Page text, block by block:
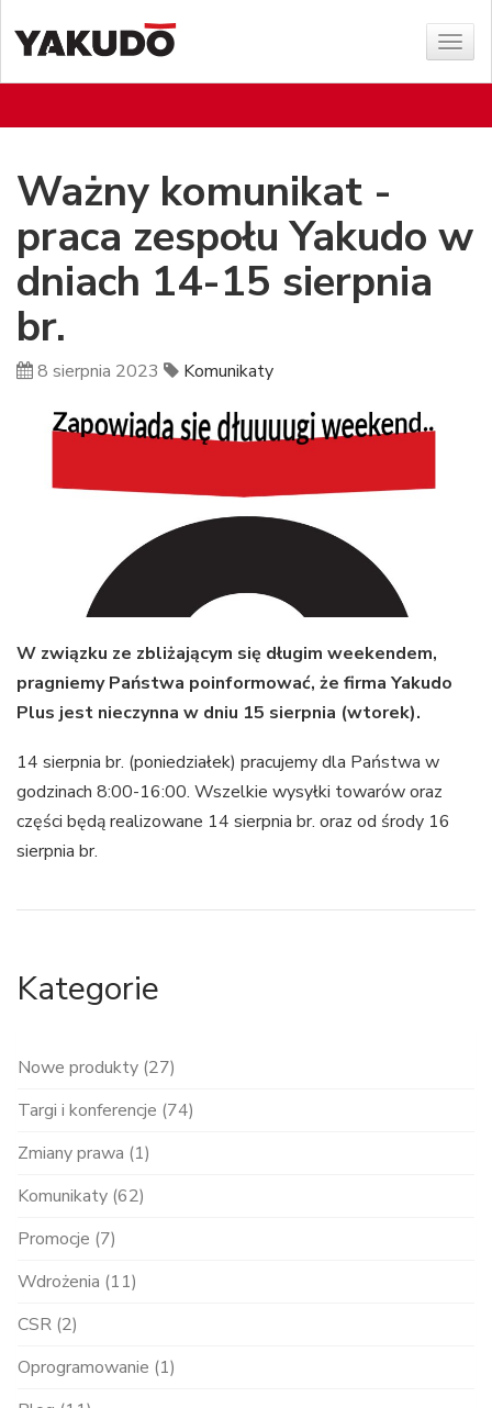
menu
Ważny komunikat -
praca zespołu Yakudo w
dniach 14-15 sierpnia
br.
8 sierpnia 2023 Komunikaty
W związku ze zbliżającym się długim weekendem,
pragniemy Państwa poinformować, że firma Yakudo
Plus jest nieczynna w dniu 15 sierpnia (wtorek).
14 sierpnia br. (poniedziałek) pracujemy dla Państwa w
godzinach 8:00-16:00. Wszelkie wysyłki towarów oraz
części będą realizowane 14 sierpnia br. oraz od środy 16
sierpnia br.
Kategorie
Nowe produkty (27)
Targi i konferencje (74)
Zmiany prawa (1)
Komunikaty (62)
Promocje (7)
Wdrożenia (11)
CSR (2)
Oprogramowanie (1)